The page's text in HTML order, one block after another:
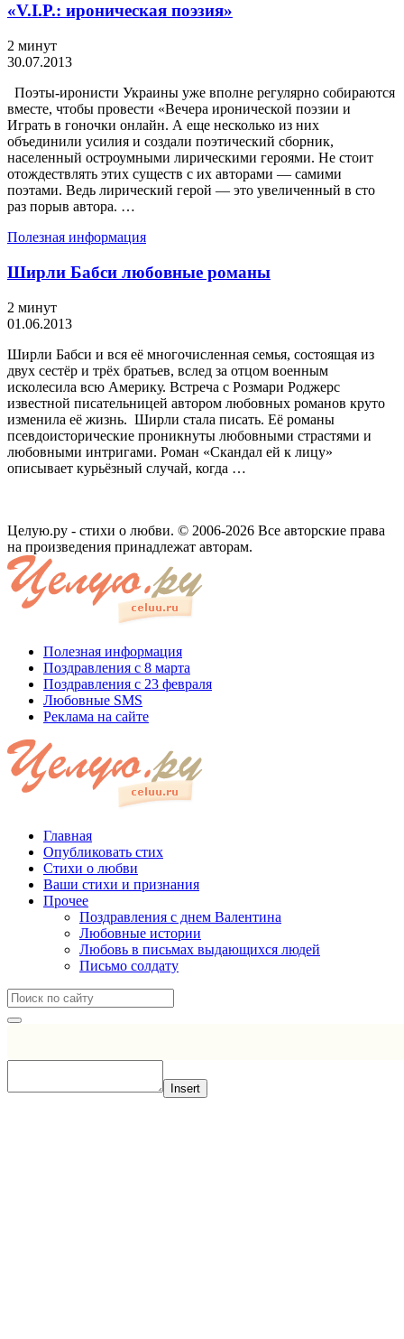
«V.I.P.: ироническая поэзия»
2 минут
30.07.2013
Поэты-иронисти Украины уже вполне регулярно собираются
вместе, чтобы провести «Вечера иронической поэзии и
Играть в гоночки онлайн. А еще несколько из них
объединили усилия и создали поэтический сборник,
населенный остроумными лирическими героями. Не стоит
отождествлять этих существ с их авторами — самими
поэтами. Ведь лирический герой — это увеличенный в сто
раз порыв автора. …
Полезная информация
Ширли Бабси любовные романы
2 минут
01.06.2013
Ширли Бабси и вся её многочисленная семья, состоящая из
двух сестёр и трёх братьев, вслед за отцом военным
исколесила всю Америку. Встреча с Розмари Роджерс
известной писательницей автором любовных романов круто
изменила её жизнь. Ширли стала писать. Её романы
псевдоисторические проникнуты любовными страстями и
любовными интригами. Роман «Скандал ей к лицу»
описывает курьёзный случай, когда …
Целую.ру - стихи о любви. © 2006-2026 Все авторские права
на произведения принадлежат авторам.
Полезная информация
Поздравления с 8 марта
Поздравления с 23 февраля
Любовные SMS
Реклама на сайте
Главная
Опубликовать стих
Стихи о любви
Ваши стихи и признания
Прочее
Поздравления с днем Валентина
Любовные истории
Любовь в письмах выдающихся людей
Письмо солдату
Insert